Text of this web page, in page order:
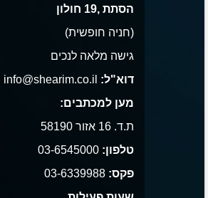
הסתת ,19 חולון
(חניה חופשית)
גישה מלאה לנכים
דוא"ל:
מען למכתבים:
ת.ד. 16 אזור 58190
טלפון: 03-6545000
פקס: 03-6339988